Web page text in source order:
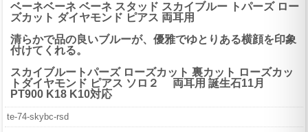
ベーネベーネ ベーネ スタッド スカイブルー トパーズ ロー
ズカット ダイヤモンド ピアス 両耳用
清らかで品の良いブルーが、優雅でゆとりある横顔を印象
付けてくれる。
スカイブルートパーズ ローズカット 裏カット ローズカッ
トダイヤモンド ピアス ソロ２ 両耳用 誕生石11月
PT900 K18 K10対応
te-74-skybc-rsd